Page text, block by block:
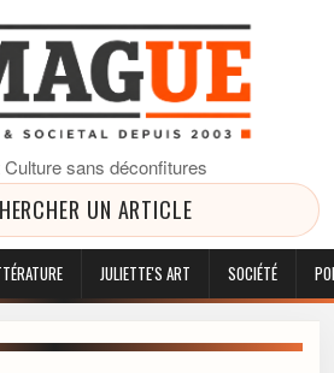
sans déconfitures
UN ARTICLE
JULIETTE'S ART SOCIÉTÉ